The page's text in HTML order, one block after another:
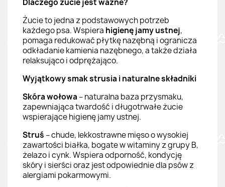
Dlaczego żucie jest ważne?
Żucie to jedna z podstawowych potrzeb
każdego psa. Wspiera higienę jamy ustnej,
pomaga redukować płytkę nazębną i ogranicza
odkładanie kamienia nazębnego, a także działa
relaksująco i odprężająco.
Wyjątkowy smak strusia i naturalne składniki
Skóra wołowa – naturalna baza przysmaku,
zapewniająca twardość i długotrwałe żucie
wspierające higienę jamy ustnej.
Struś – chude, lekkostrawne mięso o wysokiej
zawartości białka, bogate w witaminy z grupy B,
żelazo i cynk. Wspiera odporność, kondycję
skóry i sierści oraz jest odpowiednie dla psów z
alergiami pokarmowymi.